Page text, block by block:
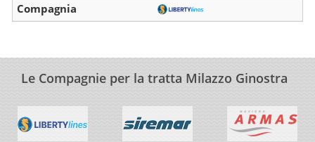
Le Compagnie per la tratta Milazzo Ginostra